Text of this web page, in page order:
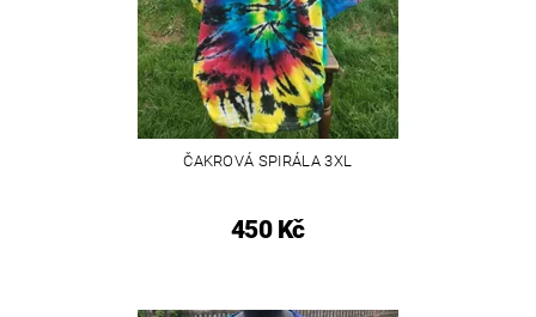
ČAKROVÁ SPIRÁLA 3XL
450 Kč